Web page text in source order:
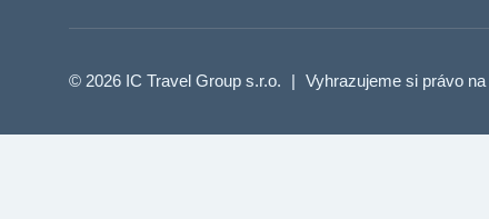
© 2026 IC Travel Group s.r.o. | Vyhrazujeme si právo